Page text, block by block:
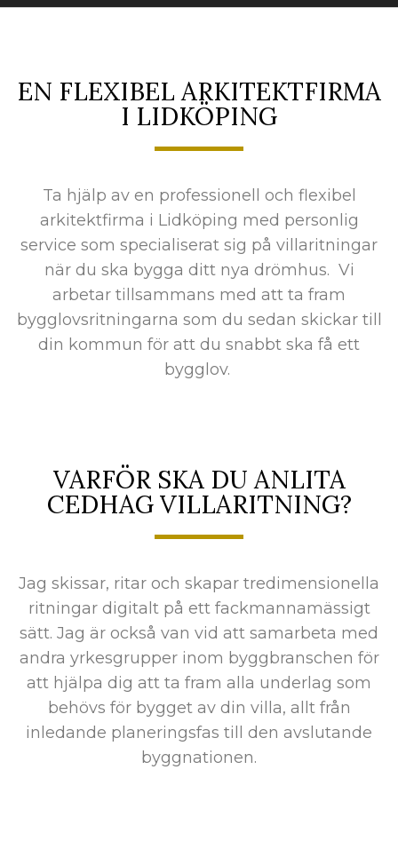
EN FLEXIBEL ARKITEKTFIRMA
I LIDKÖPING
Ta hjälp av en professionell och flexibel
arkitektfirma i Lidköping med personlig
service som specialiserat sig på villaritningar
när du ska bygga ditt nya drömhus. Vi
arbetar tillsammans med att ta fram
bygglovsritningarna som du sedan skickar till
din kommun för att du snabbt ska få ett
bygglov.
VARFÖR SKA DU ANLITA
CEDHAG VILLARITNING?
Jag skissar, ritar och skapar tredimensionella
ritningar digitalt på ett fackmannamässigt
sätt. Jag är också van vid att samarbeta med
andra yrkesgrupper inom byggbranschen för
att hjälpa dig att ta fram alla underlag som
behövs för bygget av din villa, allt från
inledande planeringsfas till den avslutande
byggnationen.